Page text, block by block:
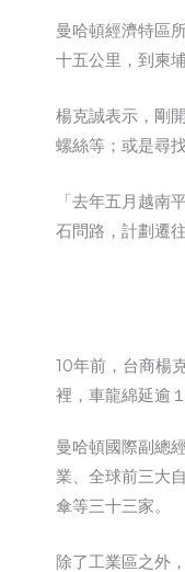
曼哈頓經濟特區
十五公里，到柬
楊克誠表示，剛
螺絲等；或是尋
「去年五月越南
石問路，計劃遷
10年前，台商楊
裡，車龍綿延逾
曼哈頓國際副總
業、全球前三大
傘等三十三家。
除了工業區之外